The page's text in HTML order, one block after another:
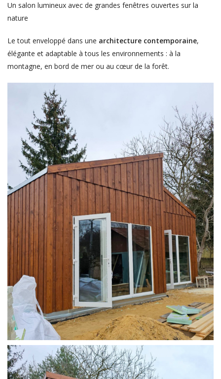
Un salon lumineux avec de grandes fenêtres ouvertes sur la
nature
Le tout enveloppé dans une architecture contemporaine,
élégante et adaptable à tous les environnements : à la
montagne, en bord de mer ou au cœur de la forêt.